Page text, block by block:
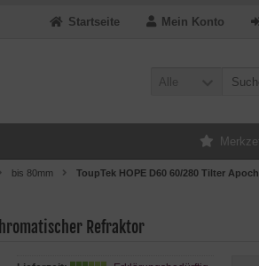
Mein Konto
Startseite
Alle
bis 80mm ToupTek HOPE D60 60/280 Tilter
Refraktor